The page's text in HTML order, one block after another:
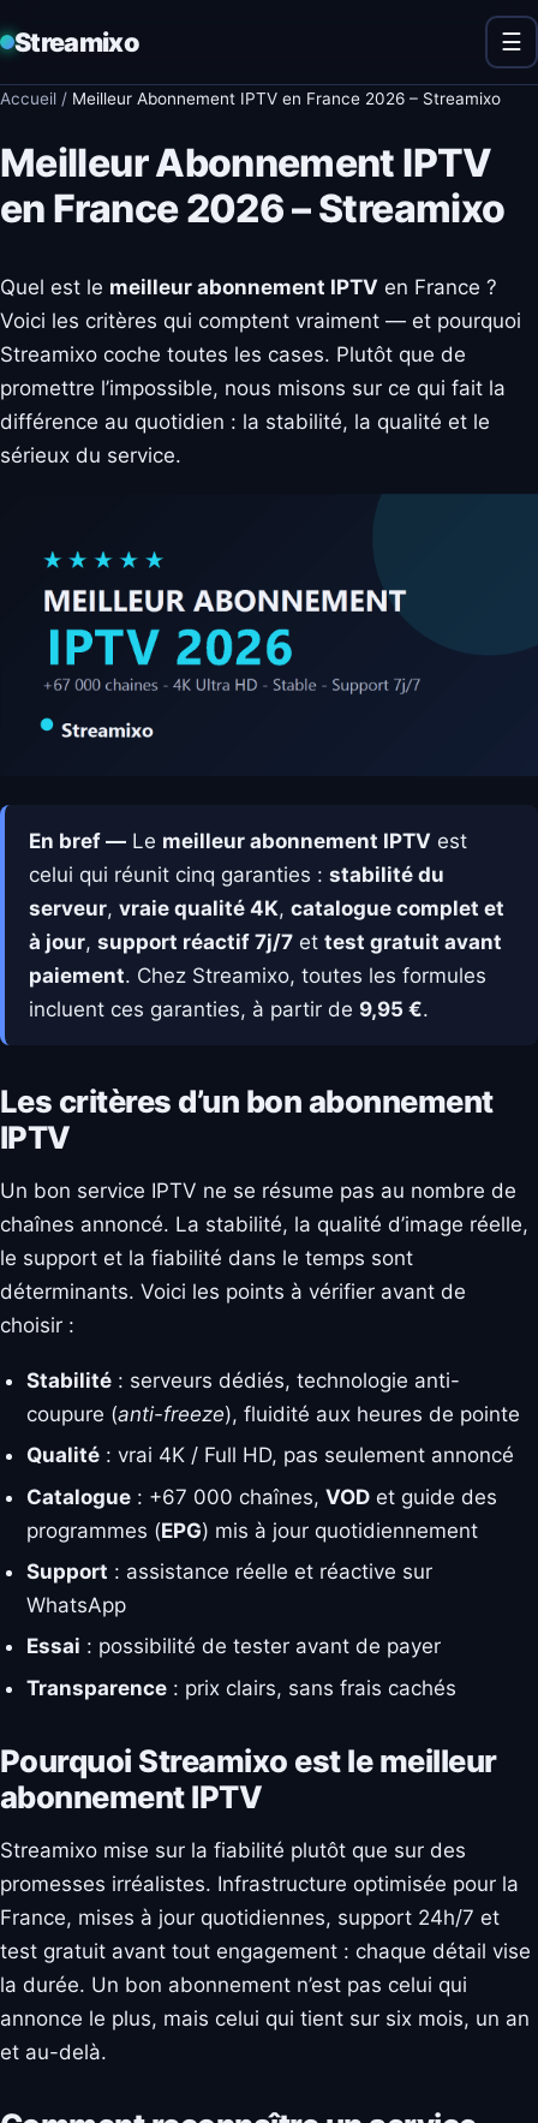
Streamixo ☰
Accueil / Meilleur Abonnement IPTV en France 2026 – Streamixo
Meilleur Abonnement IPTV
en France 2026 – Streamixo
Quel est le meilleur abonnement IPTV en France ?
Voici les critères qui comptent vraiment — et pourquoi
Streamixo coche toutes les cases. Plutôt que de
promettre l’impossible, nous misons sur ce qui fait la
différence au quotidien : la stabilité, la qualité et le
sérieux du service.
En bref — Le meilleur abonnement IPTV est
celui qui réunit cinq garanties : stabilité du
serveur, vraie qualité 4K, catalogue complet et
à jour, support réactif 7j/7 et test gratuit avant
paiement. Chez Streamixo, toutes les formules
incluent ces garanties, à partir de 9,95 €.
Les critères d’un bon abonnement
IPTV
Un bon service IPTV ne se résume pas au nombre de
chaînes annoncé. La stabilité, la qualité d’image réelle,
le support et la fiabilité dans le temps sont
déterminants. Voici les points à vérifier avant de
choisir :
Stabilité : serveurs dédiés, technologie anti-
coupure (anti-freeze), fluidité aux heures de pointe
Qualité : vrai 4K / Full HD, pas seulement annoncé
Catalogue : +67 000 chaînes,VOD et guide des
programmes (EPG) mis à jour quotidiennement
Support : assistance réelle et réactive sur
WhatsApp
Essai : possibilité de tester avant de payer
Transparence : prix clairs, sans frais cachés
Pourquoi Streamixo est le meilleur
abonnement IPTV
Streamixo mise sur la fiabilité plutôt que sur des
promesses irréalistes. Infrastructure optimisée pour la
France, mises à jour quotidiennes, support 24h/7 et
test gratuit avant tout engagement : chaque détail vise
la durée. Un bon abonnement n’est pas celui qui
annonce le plus, mais celui qui tient sur six mois, un an
et au-delà.